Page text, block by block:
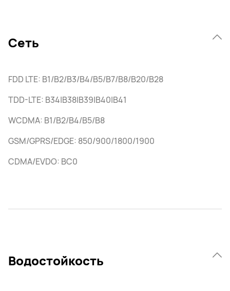
Сеть
FDD LTE: B1/B2/B3/B4/B5/B7/B8/B20/B28
TDD-LTE: B34|B38|B39|B40|B41
WCDMA: B1/B2/B4/B5/B8
GSM/GPRS/EDGE: 850/900/1800/1900
CDMA/EVDO: BC0
Водостойкость